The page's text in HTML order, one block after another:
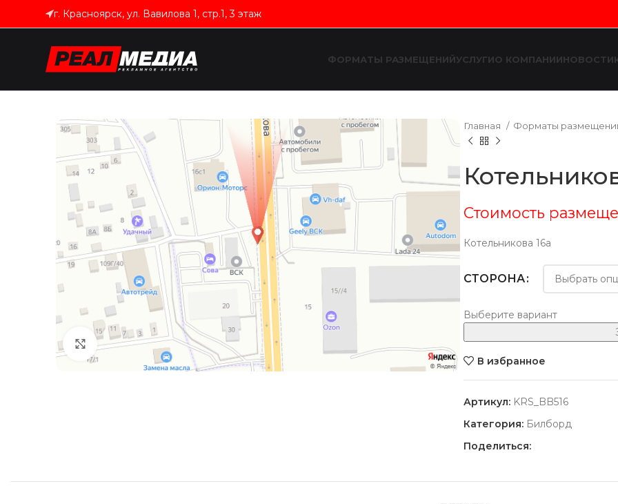
г. Красноярск, ул. Вавилова 1, стр.1, 3 этаж
ФОРМАТЫ РАЗМЕЩЕНИЙУСЛУГИО КОМПАНИИНОВОСТИ
Увеличить
Главная Форматы
Стоимость
Котельникова 16а
СТОРОНА
Выберите вариант
В избранное
Артикул: KRS_BB516
Категория: Билборд
Поделиться: